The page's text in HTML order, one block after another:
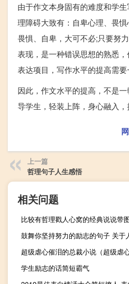
由于作文本身固有的难度和学
理障碍大致有：自卑心理、畏
畏惧、自卑，大可不必;只要努
表现，是一种错误思想的熟悉
表达项目，写作水平的提高需
因此，作文水平的提高，不是
导学生，轻装上阵，身心融入
上一篇
哲理句子人生感悟
相关问题
鼓舞你坚持努力的励志的句子 关于
超级虐心催泪的总裁小说（超级虐
学生励志的话简短霸气